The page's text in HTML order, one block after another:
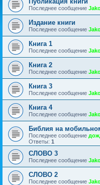
Последнее сообщение
Издание книги
Последнее сообщение
Книга 1
Последнее сообщение
Книга 2
Последнее сообщение
Книга 3
Последнее сообщение
Книга 4
Последнее сообщение
Библия на
Последнее сообщение
Ответы: 1
СЛОВО 3
Последнее сообщение
СЛОВО 2
Последнее сообщение